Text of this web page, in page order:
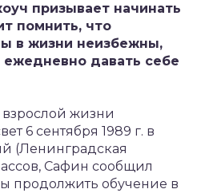
призывает начинать
помнить, что
в жизни неизбежны,
давать себе
жизни
6 сентября 1989 г. в
(Ленинградская
Сафин сообщил
продолжить обучение в